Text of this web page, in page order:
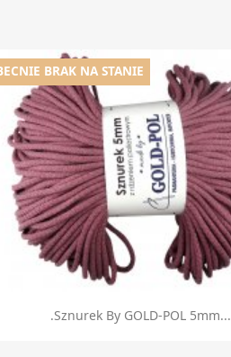
Szybki podgląd
.Sznurek By GOLD-POL 5mm...
BRAK NA STANIE